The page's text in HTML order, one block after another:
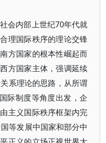
会内部上世纪70年代就
理国际秩序的理论交锋
方国家的根本性崛起而
方国家主体，强调延续
系理论的思路，从所谓
际制度等角度出发，企
主义国际秩序框架内完
等发展中国家和部分中